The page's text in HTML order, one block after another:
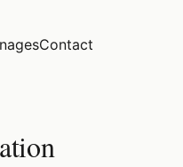
Contact